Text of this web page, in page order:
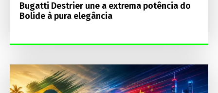
Bugatti Destrier une a extrema potência do
Bolide à pura elegância